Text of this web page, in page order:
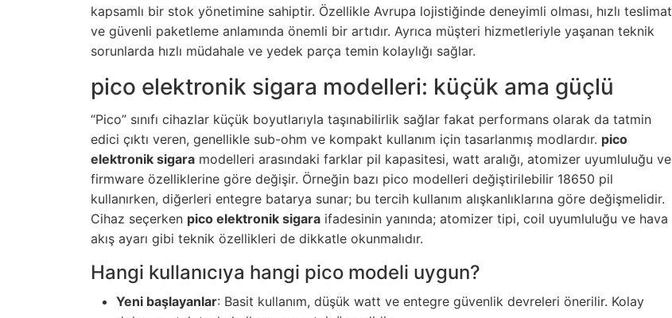
kapsamlı bir stok yönetimine sahiptir. Özellikle Avrupa lojistiğinde deneyimli olması, hızlı teslimat
ve güvenli paketleme anlamında önemli bir artıdır. Ayrıca müşteri hizmetleriyle yaşanan teknik
sorunlarda hızlı müdahale ve yedek parça temin kolaylığı sağlar.
pico elektronik sigara modelleri: küçük ama güçlü
“Pico” sınıfı cihazlar küçük boyutlarıyla taşınabilirlik sağlar fakat performans olarak da tatmin
edici çıktı veren, genellikle sub-ohm ve kompakt kullanım için tasarlanmış modlardır. pico
elektronik sigara modelleri arasındaki farklar pil kapasitesi, watt aralığı, atomizer uyumluluğu ve
firmware özelliklerine göre değişir. Örneğin bazı pico modelleri değiştirilebilir 18650 pil
kullanırken, diğerleri entegre batarya sunar; bu tercih kullanım alışkanlıklarına göre değişmelidir.
Cihaz seçerken pico elektronik sigara ifadesinin yanında; atomizer tipi, coil uyumluluğu ve hava
akış ayarı gibi teknik özellikleri de dikkatle okunmalıdır.
Hangi kullanıcıya hangi pico modeli uygun?
Yeni başlayanlar: Basit kullanım, düşük watt ve entegre güvenlik devreleri önerilir. Kolay